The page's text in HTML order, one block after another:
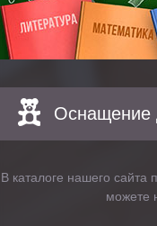
Оснащение
В каталоге нашего
можете